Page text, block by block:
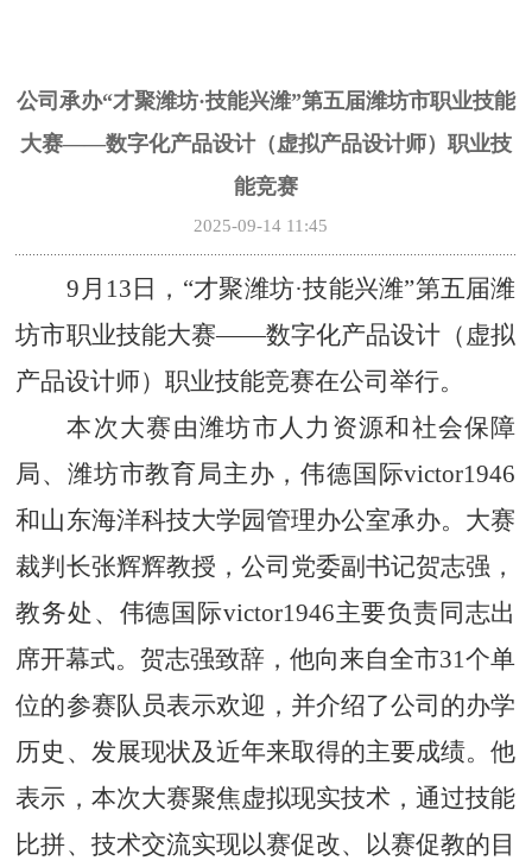
公司承办“才聚潍坊·技能兴潍”第五届潍坊市职业技能
大赛——数字化产品设计（虚拟产品设计师）职业技
能竞赛
2025-09-14 11:45
9月13日，“才聚潍坊·技能兴潍”第五届潍
坊市职业技能大赛——数字化产品设计（虚拟
产品设计师）职业技能竞赛在公司举行。
本次大赛由潍坊市人力资源和社会保障
局、潍坊市教育局主办，伟德国际victor1946
和山东海洋科技大学园管理办公室承办。大赛
裁判长张辉辉教授，公司党委副书记贺志强，
教务处、伟德国际victor1946主要负责同志出
席开幕式。贺志强致辞，他向来自全市31个单
位的参赛队员表示欢迎，并介绍了公司的办学
历史、发展现状及近年来取得的主要成绩。他
表示，本次大赛聚焦虚拟现实技术，通过技能
比拼、技术交流实现以赛促改、以赛促教的目